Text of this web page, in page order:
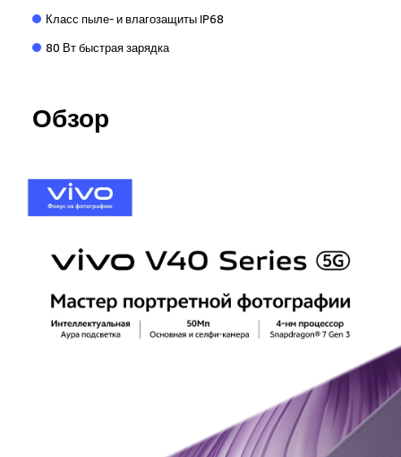
Класс пыле- и влагозащиты IP68
80 Вт быстрая зарядка
Обзор